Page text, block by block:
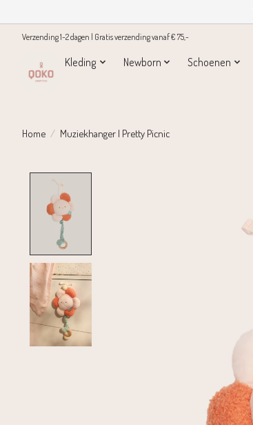
Verzending 1-2 dagen | Gratis verzending vanaf € 75,-
Kleding Newborn Schoenen
Home / Muziekhanger | Pretty Picnic